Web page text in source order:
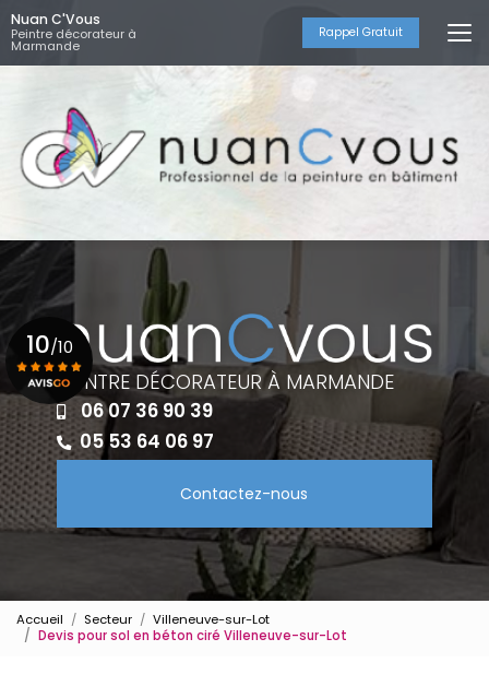
Aller
au
contenu
principal
Nuan C'Vous
Peintre décorateur à
Marmande
Rappel Gratuit
PEINTRE DÉCORATEUR À MARMANDE
06 07 36 90 39
05 53 64 06 97
Contactez-nous
10/10
Voir le certificat
Accueil Secteur
Villeneuve-sur-Lot
Devis pour sol en béton ciré Villeneuve-sur-Lot